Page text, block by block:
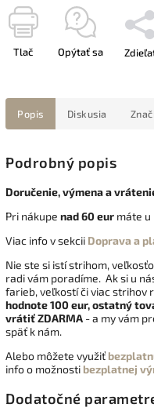
Tlač Opýtať sa
Popis Diskusia
Podrobný popis
Doručenie, výmena a
Pri nákupe nad 60 eur máte u
Viac info v sekcii Doprava a
Nie ste si istí strihom,
radi vám poradíme. Ak si u
farieb, veľkostí či viac strihov
hodnote 100 eur, ostatný
vrátiťZDARMA - a my vám
späť k nám.
Alebo môžete využiť
info o možnosti bezplatnej
Dodatočné